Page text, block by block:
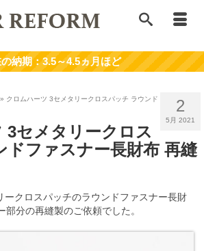
2
5月 2021
» クロムハーツ 3セメタリークロスパッチ ラウンド
3セメタリークロス
ドファスナー長財布 再縫
ークロスパッチのラウンドファスナー長財
分の再縫製のご依頼でした。